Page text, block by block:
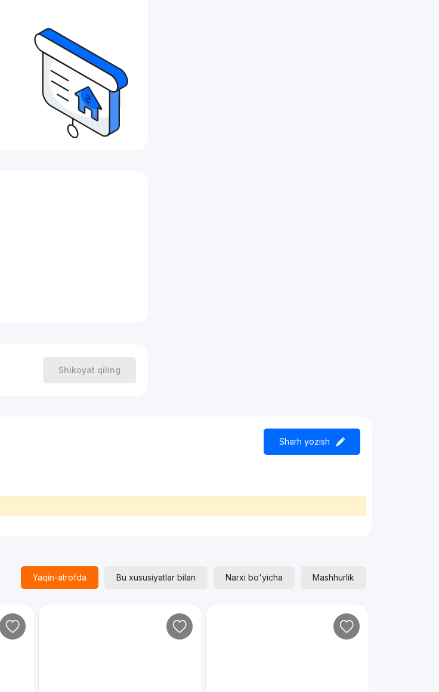
Shikoyat qiling
Sharh yozish
Yaqin-atrofda Bu xususiyatlar bilan Narxi bo'yicha Mashhurlik